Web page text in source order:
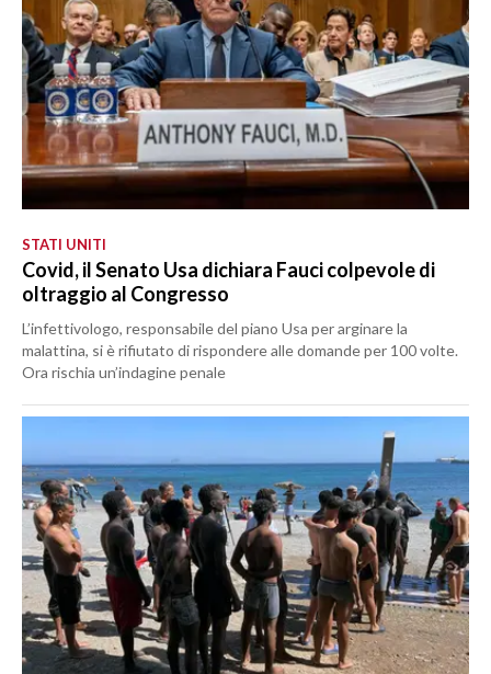
STATI UNITI
Covid, il Senato Usa dichiara Fauci colpevole di
oltraggio al Congresso
L’infettivologo, responsabile del piano Usa per arginare la
malattina, si è rifiutato di rispondere alle domande per 100 volte.
Ora rischia un’indagine penale